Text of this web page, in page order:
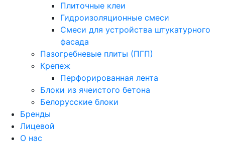
Плиточные клеи
Гидроизоляционные смеси
Смеси для устройства штукатурного
фасада
Пазогребневые плиты (ПГП)
Крепеж
Перфорированная лента
Блоки из ячеистого бетона
Белорусские блоки
Бренды
Лицевой
О нас